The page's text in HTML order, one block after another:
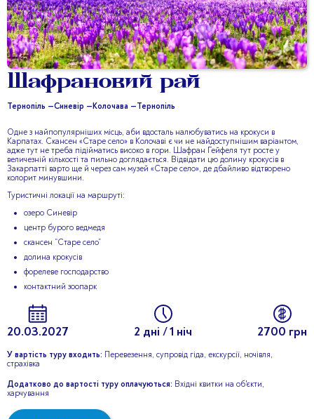
Шафрановий рай
Тернопіль —Синевір — Колочава —Тернопіль
Одне з найпопулярніших місць, аби вдосталь налюбуватись на крокуси в
Карпатах. Скансен «Старе село» в Колочаві є чи не найдоступнішим варіантом,
адже тут не треба підійматись високо в гори. Шафран Гейфеля тут росте у
величезній кількості та пильно доглядається. Відвідати цю долину крокусів в
Закарпатті варто ще й через сам музей «Старе село», де дбайливо відтворено
колорит минувшини.
Туристичні локації на маршруті:
озеро Синевір
центр бурого ведмедя
скансен “Старе село”
долина крокусів
форелеве господарство
контактний зоопарк
20.03.2027 2 дні / 1 ніч 2700 грн
У вартість туру входить: Перевезення, супровід гіда, екскурсії, ночівля,
страхівка
Додатково до вартості туру оплачуються: Вхідні квитки на об'єкти,
харчування